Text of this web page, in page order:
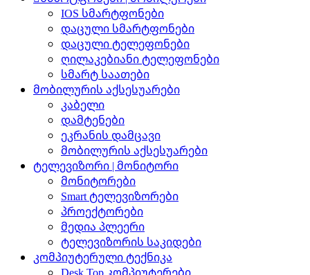
IOS სმარტფონები
დაცული სმარტფონები
დაცული ტელეფონები
ღილაკებიანი ტელეფონები
სმარტ საათები
მობილურის აქსესუარები
კაბელი
დამტენები
ეკრანის დამცავი
მობილურის აქსესუარები
ტელევიზორი | მონიტორი
მონიტორები
Smart ტელევიზორები
პროექტორები
მედია პლეერი
ტელევიზორის საკიდები
კომპიუტერული ტექნიკა